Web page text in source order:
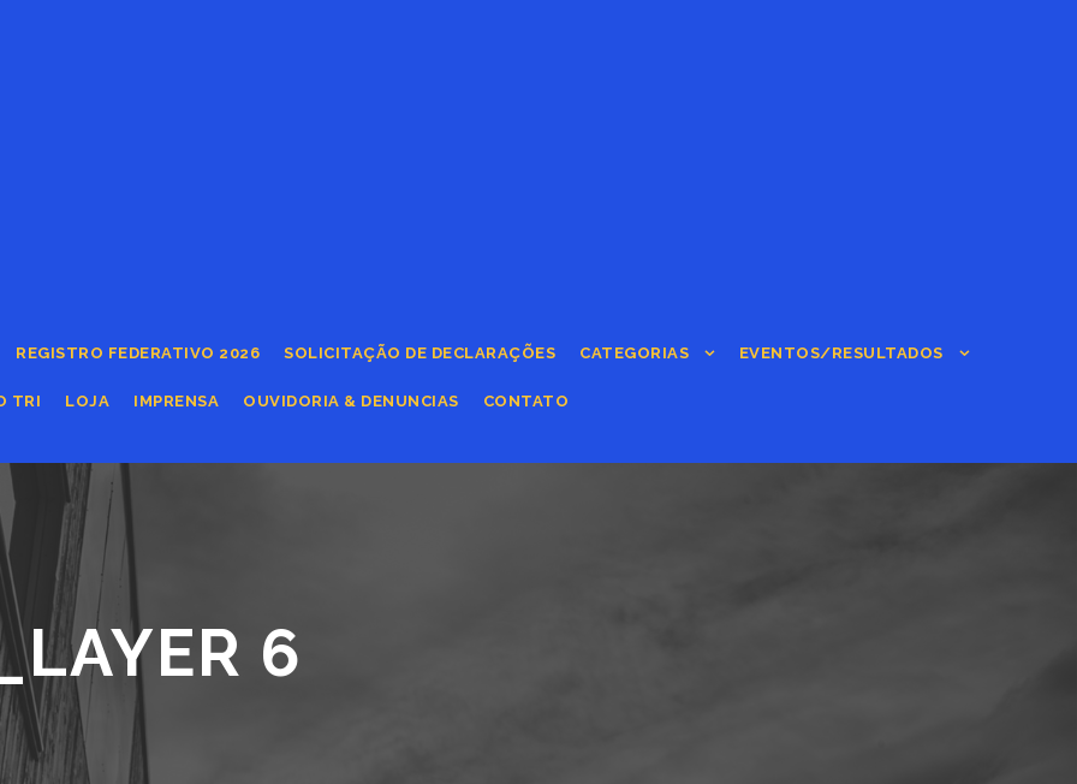
REGISTRO FEDERATIVO 2026 SOLICITAÇÃO DE DECLARAÇÕES CATEGORIAS EVENTOS/RESULTADOS
TRI LOJA IMPRENSA OUVIDORIA & DENUNCIAS CONTATO
6